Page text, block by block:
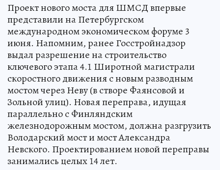
Проект нового моста для ШМСД впервые
представили на Петербургском
международном экономическом форуме 3
июня. Напомним, ранее Госстройнадзор
выдал разрешение на строительство
ключевого этапа 4.1 Широтной магистрали
скоростного движения с новым разводным
мостом через Неву (в створе Фаянсовой и
Зольной улиц). Новая переправа, идущая
параллельно с Финляндским
железнодорожным мостом, должна разгрузить
Володарский мост и мост Александра
Невского. Проектированием новой переправы
занимались целых 14 лет.